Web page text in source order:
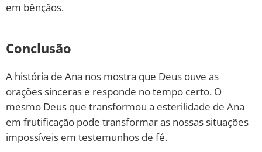
em bênçãos.
Conclusão
A história de Ana nos mostra que Deus ouve as
orações sinceras e responde no tempo certo. O
mesmo Deus que transformou a esterilidade de Ana
em frutificação pode transformar as nossas situações
impossíveis em testemunhos de fé.